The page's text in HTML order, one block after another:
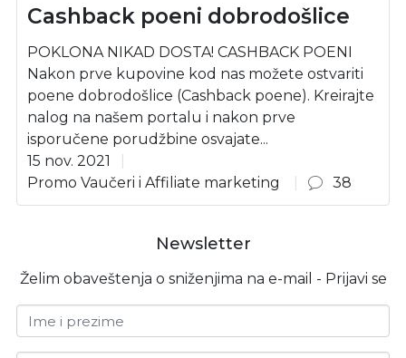
Cashback poeni dobrodošlice
POKLONA NIKAD DOSTA! CASHBACK POENI
Nakon prve kupovine kod nas možete ostvariti
poene dobrodošlice (Cashback poene). Kreirajte
nalog na našem portalu i nakon prve
isporučene porudžbine osvajate...
15 nov. 2021
Promo Vaučeri i Affiliate marketing
38
Newsletter
Želim obaveštenja o sniženjima na e-mail - Prijavi se
Ime i prezime